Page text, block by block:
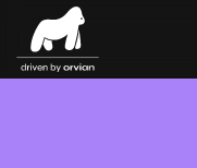
Skip to main